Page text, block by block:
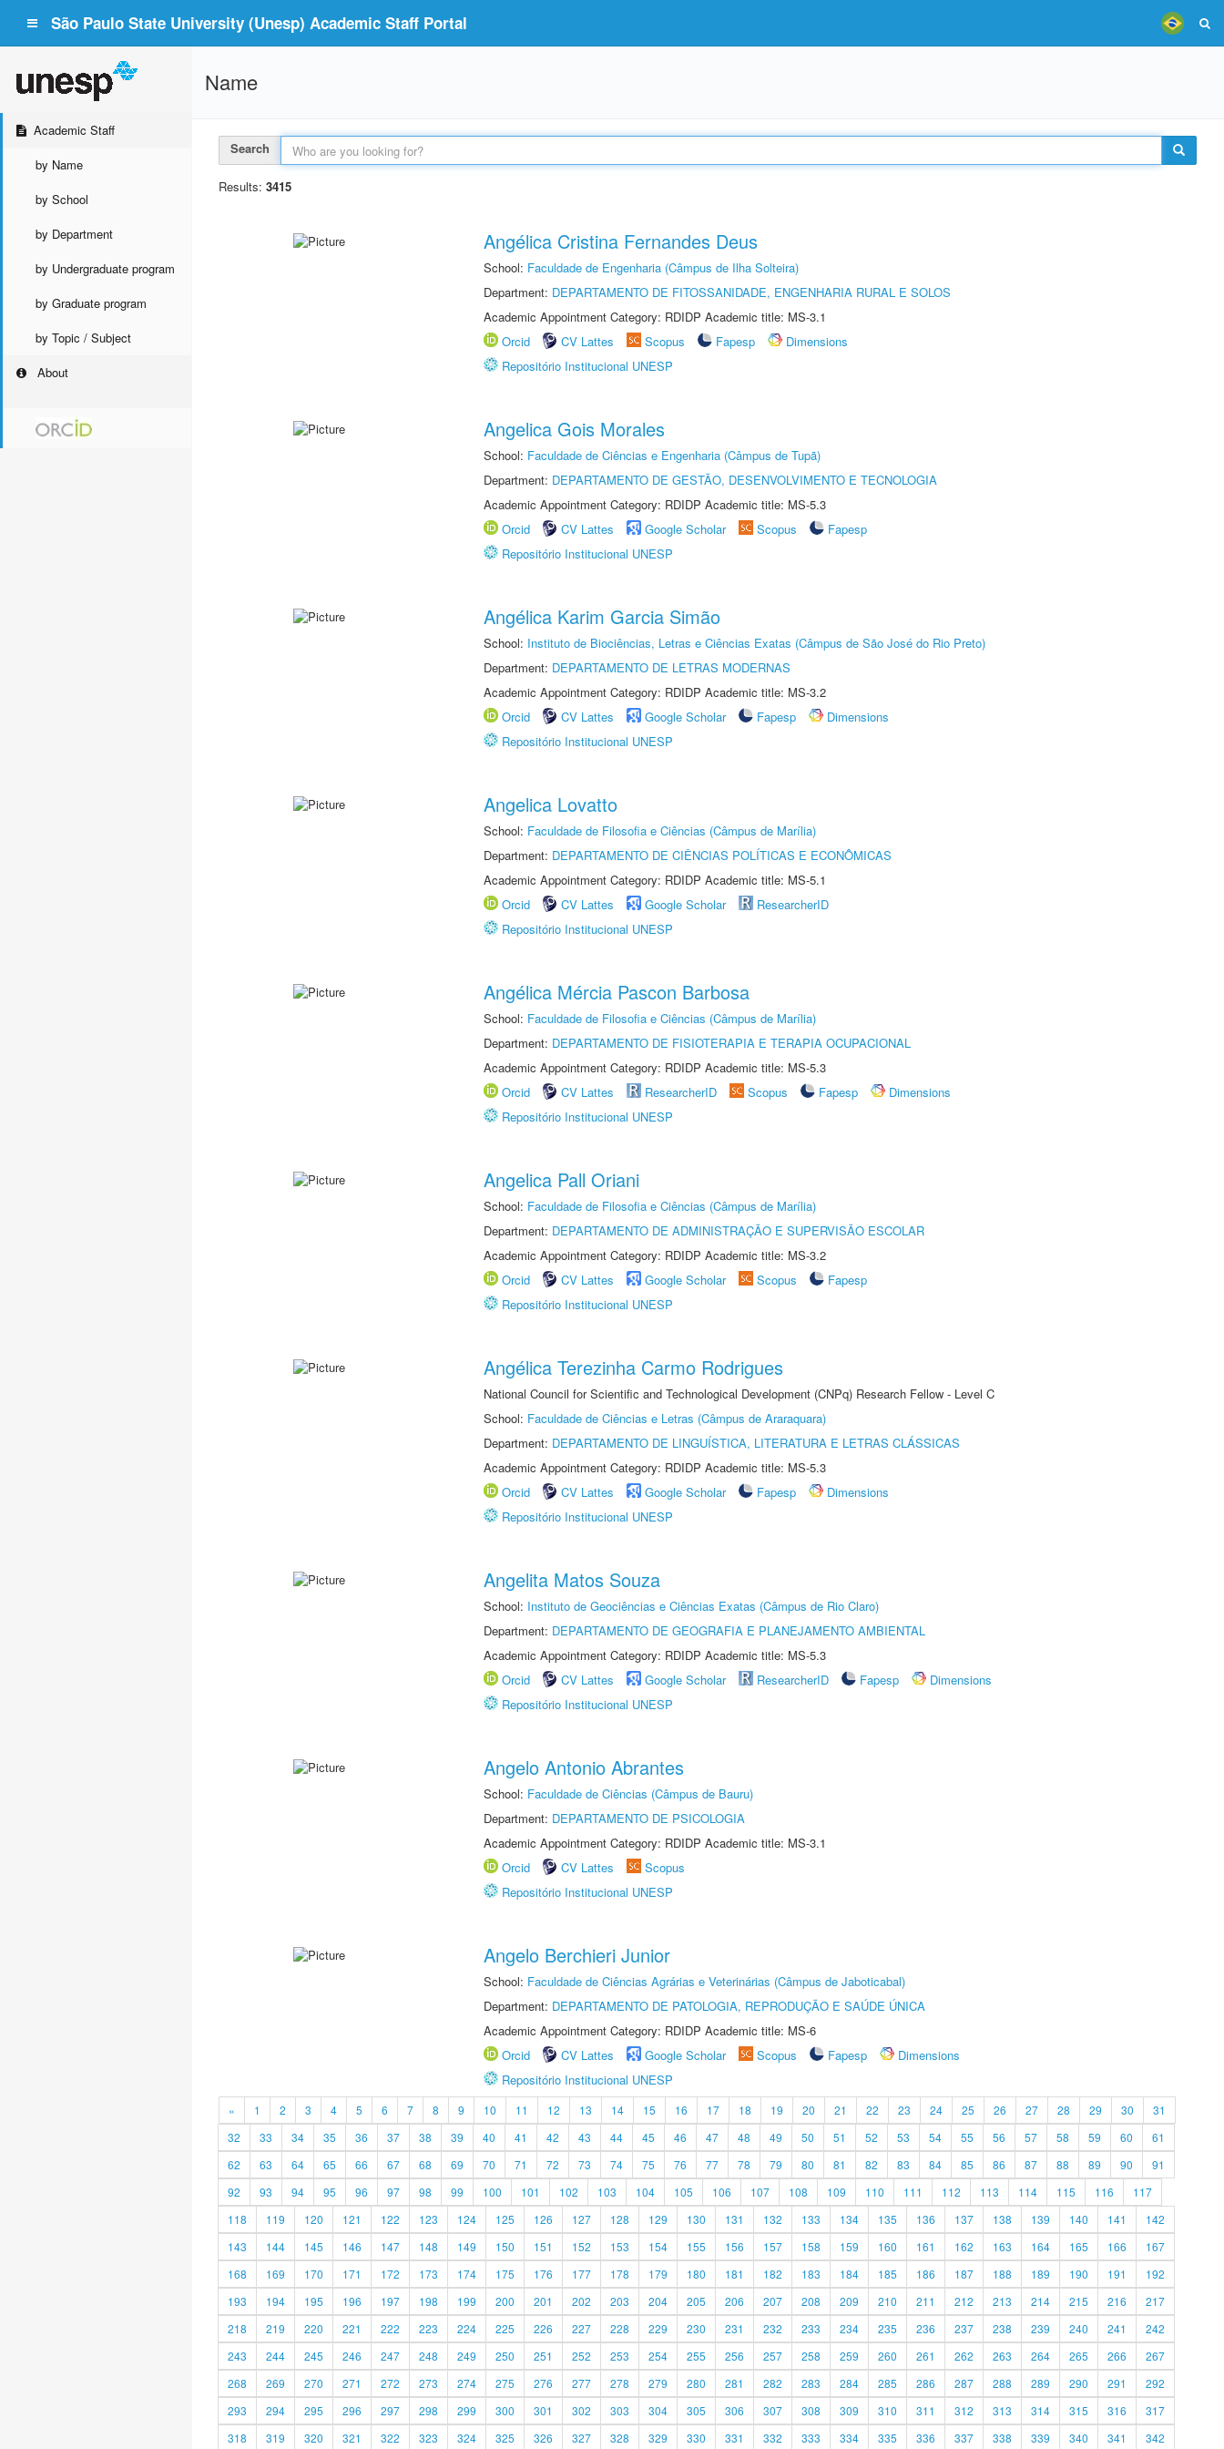
São Paulo State University (Unesp) Academic Staff Portal
Academic Staff
by Name
by School
by Department
by Undergraduate program
by Graduate program
by Topic / Subject
About
Name
Search
Results: 3415
Angélica Cristina Fernandes Deus
School: Faculdade de Engenharia (Câmpus de Ilha Solteira)
Department: DEPARTAMENTO DE FITOSSANIDADE, ENGENHARIA RURAL E SOLOS
Academic Appointment Category: RDIDP Academic title: MS-3.1
Orcid
CV Lattes Scopus Fapesp
Dimensions
Repositório Institucional UNESP
Angelica Gois Morales
School: Faculdade de Ciências e Engenharia (Câmpus de Tupã)
Department: DEPARTAMENTO DE GESTÃO, DESENVOLVIMENTO E TECNOLOGIA
Academic Appointment Category: RDIDP Academic title: MS-5.3
Orcid
CV Lattes Google Scholar Scopus
Fapesp
Repositório Institucional UNESP
Angélica Karim Garcia Simão
School: Instituto de Biociências, Letras e Ciências Exatas (Câmpus de São José do Rio Preto)
Department: DEPARTAMENTO DE LETRAS MODERNAS
Academic Appointment Category: RDIDP Academic title: MS-3.2
Orcid
CV Lattes Google Scholar Fapesp
Dimensions
Repositório Institucional UNESP
Angelica Lovatto
School: Faculdade de Filosofia e Ciências (Câmpus de Marília)
Department: DEPARTAMENTO DE CIÊNCIAS POLÍTICAS E ECONÔMICAS
Academic Appointment Category: RDIDP Academic title: MS-5.1
Orcid
CV Lattes Google Scholar
ResearcherID
Repositório Institucional UNESP
Angélica Mércia Pascon Barbosa
School: Faculdade de Filosofia e Ciências (Câmpus de Marília)
Department: DEPARTAMENTO DE FISIOTERAPIA E TERAPIA OCUPACIONAL
Academic Appointment Category: RDIDP Academic title: MS-5.3
Orcid
CV Lattes ResearcherID Scopus Fapesp
Dimensions
Repositório Institucional UNESP
Angelica Pall Oriani
School: Faculdade de Filosofia e Ciências (Câmpus de Marília)
Department: DEPARTAMENTO DE ADMINISTRAÇÃO E SUPERVISÃO ESCOLAR
Academic Appointment Category: RDIDP Academic title: MS-3.2
Orcid
CV Lattes Google Scholar Scopus
Fapesp
Repositório Institucional UNESP
Angélica Terezinha Carmo Rodrigues
National Council for Scientific and Technological Development (CNPq) Research Fellow - Level C
School: Faculdade de Ciências e Letras (Câmpus de Araraquara)
Department: DEPARTAMENTO DE LINGUÍSTICA, LITERATURA E LETRAS CLÁSSICAS
Academic Appointment Category: RDIDP Academic title: MS-5.3
Orcid
CV Lattes Google Scholar Fapesp
Dimensions
Repositório Institucional UNESP
Angelita Matos Souza
School: Instituto de Geociências e Ciências Exatas (Câmpus de Rio Claro)
Department: DEPARTAMENTO DE GEOGRAFIA E PLANEJAMENTO AMBIENTAL
Academic Appointment Category: RDIDP Academic title: MS-5.3
Orcid
CV Lattes Google Scholar ResearcherID Fapesp
Dimensions
Repositório Institucional UNESP
Angelo Antonio Abrantes
School: Faculdade de Ciências (Câmpus de Bauru)
Department: DEPARTAMENTO DE PSICOLOGIA
Academic Appointment Category: RDIDP Academic title: MS-3.1
Orcid
CV Lattes
Scopus
Repositório Institucional UNESP
Angelo Berchieri Junior
School: Faculdade de Ciências Agrárias e Veterinárias (Câmpus de Jaboticabal)
Department: DEPARTAMENTO DE PATOLOGIA, REPRODUÇÃO E SAÚDE ÚNICA
Academic Appointment Category: RDIDP Academic title: MS-6
Orcid
CV Lattes Google Scholar Scopus Fapesp
Dimensions
Repositório Institucional UNESP
« 1 2 3 4 5 6 7 8 9 10 11 12 13 14 15 16 17 18 19 20 21 22 23 24 25 26 27 28 29 30
31
32
33 34 35 36 37 38 39 40 41 42 43 44 45 46 47 48 49 50 51 52 53 54 55 56 57 58 59 60
61
62
63 64 65 66 67 68 69 70 71 72 73 74 75 76 77 78 79 80 81 82 83 84 85 86 87 88 89 90
91
92
93 94 95 96 97 98 99 100 101 102 103 104 105 106 107 108 109 110 111 112 113 114 115 116
117
118
119 120 121 122 123 124 125 126 127 128 129 130 131 132 133 134 135 136 137 138 139 140 141
142
143
144 145 146 147 148 149 150 151 152 153 154 155 156 157 158 159 160 161 162 163 164 165 166
167
168
169 170 171 172 173 174 175 176 177 178 179 180 181 182 183 184 185 186 187 188 189 190 191
192
193
194 195 196 197 198 199 200 201 202 203 204 205 206 207 208 209 210 211 212 213 214 215 216
217
218
219 220 221 222 223 224 225 226 227 228 229 230 231 232 233 234 235 236 237 238 239 240 241
242
243
244 245 246 247 248 249 250 251 252 253 254 255 256 257 258 259 260 261 262 263 264 265 266
267
268
269 270 271 272 273 274 275 276 277 278 279 280 281 282 283 284 285 286 287 288 289 290 291
292
293
294 295 296 297 298 299 300 301 302 303 304 305 306 307 308 309 310 311 312 313 314 315 316
317
318
319 320 321 322 323 324 325 326 327 328 329 330 331 332 333 334 335 336 337 338 339 340 341 342